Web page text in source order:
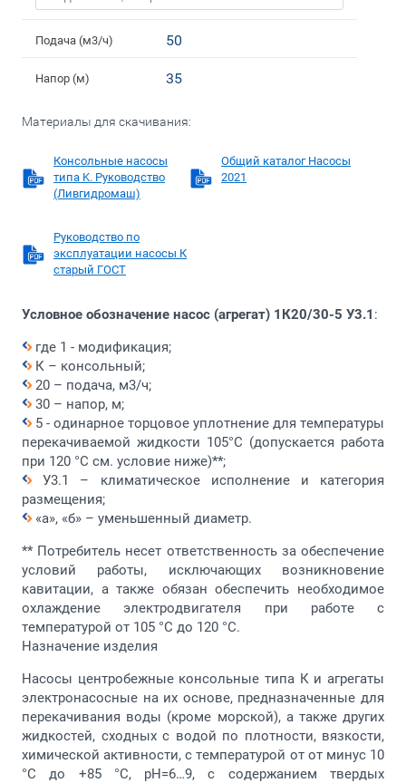
Подача (м3/ч) 50
Напор (м) 35
Материалы для скачивания:
Консольные насосы
типа K. Руководство
(Ливгидромаш)
Общий каталог Насосы
2021
Руководство по
эксплуатации насосы К
старый ГОСТ
Условное обозначение насос (агрегат) 1К20/30-5 У3.1 :
где 1 - модификация;
К – консольный;
20 – подача, м3/ч;
30 – напор, м;
5 - одинарное торцовое уплотнение для температуры
перекачиваемой жидкости 105°С (допускается работа
при 120 °С см. условие ниже)**;
У3.1 – климатическое исполнение и категория
размещения;
«а», «б» – уменьшенный диаметр.
** Потребитель несет ответственность за обеспечение
условий работы, исключающих возникновение
кавитации, а также обязан обеспечить необходимое
охлаждение электродвигателя при работе с
температурой от 105 °С до 120 °С.
Назначение изделия
Насосы центробежные консольные типа К и агрегаты
электронасосные на их основе, предназначенные для
перекачивания воды (кроме морской), а также других
жидкостей, сходных с водой по плотности, вязкости,
химической активности, с температурой от от минус 10
°С до +85 °С, рН=6…9, с содержанием твердых